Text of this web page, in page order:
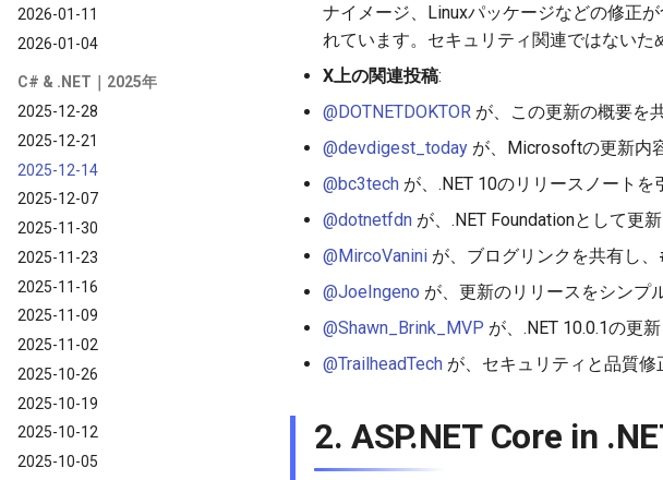
2026-01-11
2026-01-04
C# & .NET｜2025年
2025-12-28
2025-12-21
2025-12-14
2025-12-07
2025-11-30
2025-11-23
2025-11-16
2025-11-09
2025-11-02
2025-10-26
2025-10-19
2025-10-12
2025-10-05
ナイメージ、Linuxパッケージなどの修正
れています。セキュリティ関連ではないた
X上の関連投稿:
@DOTNETDOKTOR が、この更新の概要を
@devdigest_today が、Microsoftの更新内
@bc3tech が、.NET 10のリリースノート
@dotnetfdn が、.NET Foundationとして更
@MircoVanini が、ブログリンクを共有し、
@JoeIngeno が、更新のリリースをシンプ
@Shawn_Brink_MVP が、.NET 10.0.1の更
@TrailheadTech が、セキュリティと品質修
2. ASP.NET Core in